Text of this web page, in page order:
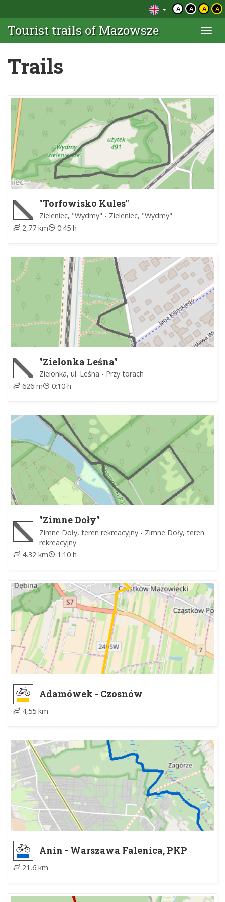
A A A A
Tourist trails of Mazowsze
Trails
"Torfowisko Kules"
Zieleniec, "Wydmy" - Zieleniec, "Wydmy"
2,77 km
0:45 h
"Zielonka Leśna"
Zielonka, ul. Leśna - Przy torach
626 m
0:10 h
"Zimne Doły"
Zimne Doły, teren rekreacyjny - Zimne Doły, teren
rekreacyjny
4,32 km
1:10 h
Adamówek - Czosnów
4,55 km
Anin - Warszawa Falenica, PKP
21,6 km